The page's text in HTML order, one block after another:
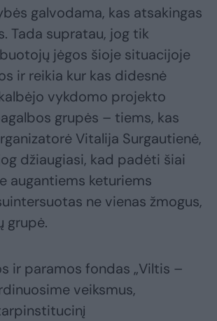
galvodama, kas atsakingas
Tada supratau, jog tik
jėgos šioje situacijoje
ir reikia kur kas didesnė
vykdomo projekto
grupės – tiems, kas
Vitalija Surgautienė,
džiaugiasi, kad padėti šiai
augantiems keturiems
ne vienas žmogus,
grupė.
ir paramos fondas „Viltis –
veiksmus,